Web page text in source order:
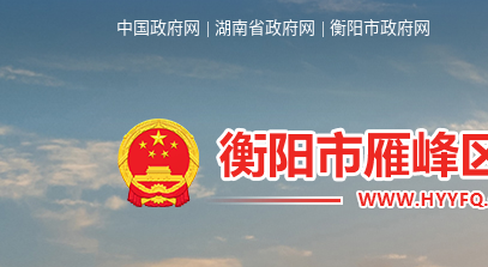
中国政府网 湖南省政府网 衡阳市政府网